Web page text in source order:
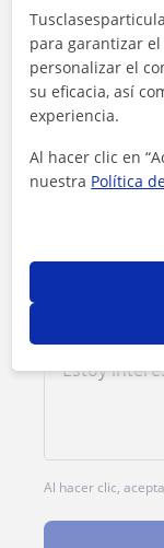
Tarifa
1ª clase
Al hacer clic,
para garantizar
personalizar el
su eficacia, así
experiencia.
Al hacer clic en
nuestra Política